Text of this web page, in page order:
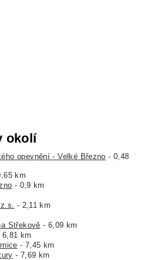
okolí
opevnění - Velké Březno - 0,48
km
- 0,9 km
- 2,11 km
Střekově - 6,09 km
6,81 km
- 7,45 km
- 7,69 km